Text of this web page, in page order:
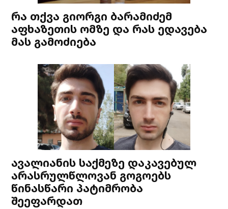
რა თქვა გიორგი ბარამიძემ
აფხაზეთის ომზე და რას ედავება
მას გამოძიება
ავალიანის საქმეზე დაკავებულ
არასრულწლოვან გოგოებს
წინასწარი პატიმრობა
შეეფარდათ